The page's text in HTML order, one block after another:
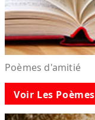
Poèmes d'amitié
Voir Les Poèmes